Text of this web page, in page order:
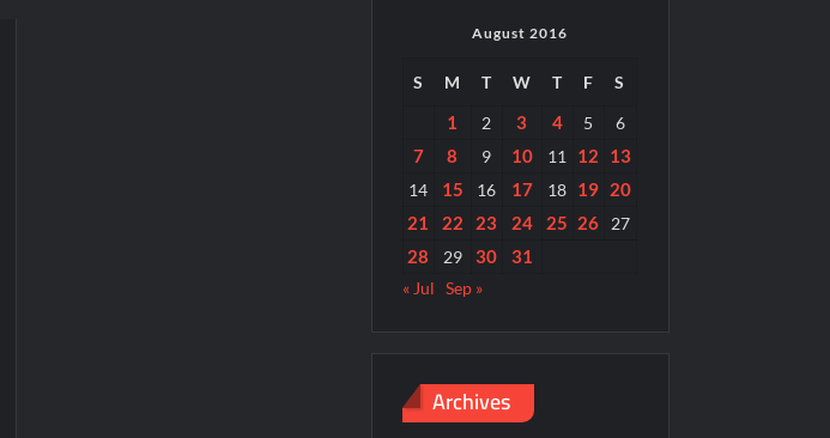
August 2016
S M T W T F S
1 2 3 4 5 6
7 8 9 10 11 12 13
14 15 16 17 18 19 20
21
22 23 24 25 26 27
28 29 30 31
« Jul Sep »
Archives